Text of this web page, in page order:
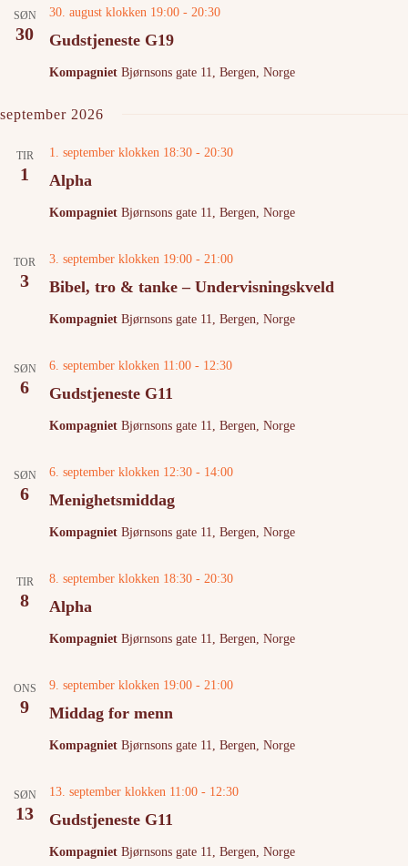
SØN
30 Gudstjeneste G19
30. august klokken 19:00 - 20:30
Kompagniet Bjørnsons gate 11, Bergen, Norge
september 2026
TIR
1 Alpha
1. september klokken 18:30 - 20:30
Kompagniet Bjørnsons gate 11, Bergen, Norge
TOR
3 Bibel, tro & tanke – Undervisningskveld
3. september klokken 19:00 - 21:00
Kompagniet Bjørnsons gate 11, Bergen, Norge
SØN
6 Gudstjeneste G11
6. september klokken 11:00 - 12:30
Kompagniet Bjørnsons gate 11, Bergen, Norge
SØN
6 Menighetsmiddag
6. september klokken 12:30 - 14:00
Kompagniet Bjørnsons gate 11, Bergen, Norge
TIR
8 Alpha
8. september klokken 18:30 - 20:30
Kompagniet Bjørnsons gate 11, Bergen, Norge
ONS
9 Middag for menn
9. september klokken 19:00 - 21:00
Kompagniet Bjørnsons gate 11, Bergen, Norge
SØN
13 Gudstjeneste G11
13. september klokken 11:00 - 12:30
Kompagniet Bjørnsons gate 11, Bergen, Norge